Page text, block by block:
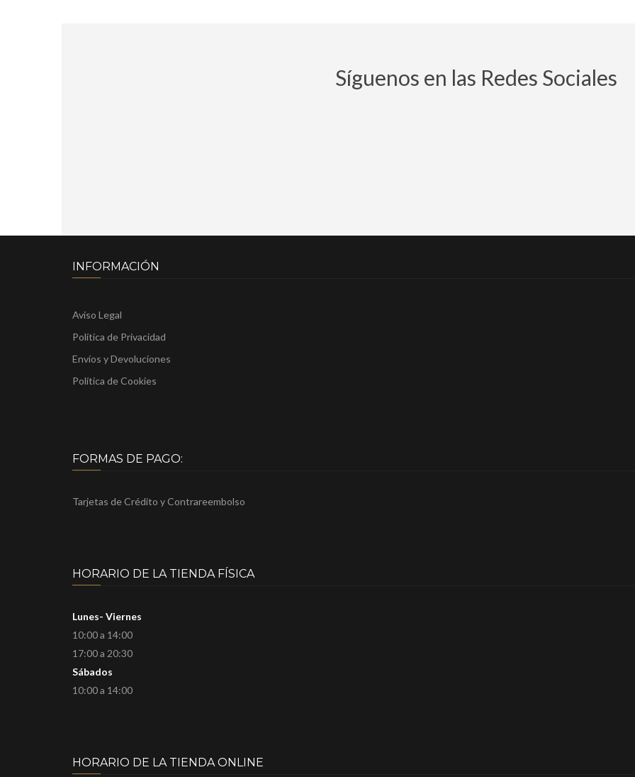
Síguenos en las Redes Sociales
INFORMACIÓN
Aviso Legal
Política de Privacidad
Envíos y Devoluciones
Política de Cookies
FORMAS DE PAGO:
Tarjetas de Crédito y Contrareembolso
HORARIO DE LA TIENDA FÍSICA
Lunes- Viernes
10:00 a 14:00
17:00 a 20:30
Sábados
10:00 a 14:00
HORARIO DE LA TIENDA ONLINE